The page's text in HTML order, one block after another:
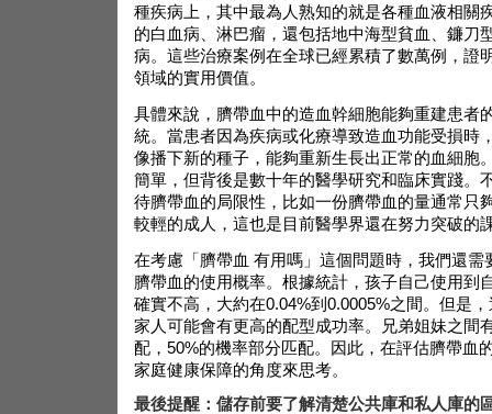
種疾病上，其中最為人熟知的就是各種血液相關
的白血病、淋巴瘤，還包括地中海型貧血、鐮刀
病。這些治療案例在全球已經累積了數萬例，證
領域的實用價值。
具體來說，臍帶血中的造血幹細胞能夠重建患者
統。當患者因為疾病或化療導致造血功能受損時
像播下新的種子，能夠重新生長出正常的血細胞
簡單，但背後是數十年的醫學研究和臨床實踐。
待臍帶血的局限性，比如一份臍帶血的量通常只
較輕的成人，這也是目前醫學界還在努力突破的
在考慮「臍帶血 有用嗎」這個問題時，我們還需
臍帶血的使用概率。根據統計，孩子自己使用到
確實不高，大約在0.04%到0.0005%之間。但是
家人可能會有更高的配型成功率。兄弟姐妹之間
配，50%的機率部分匹配。因此，在評估臍帶血
家庭健康保障的角度來思考。
最後提醒：儲存前要了解清楚公共庫和私人庫的